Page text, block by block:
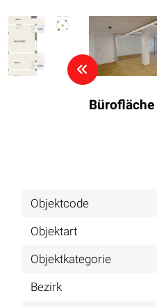
Bürofläche
Objektcode
Objektart
Objektkategorie
Bezirk